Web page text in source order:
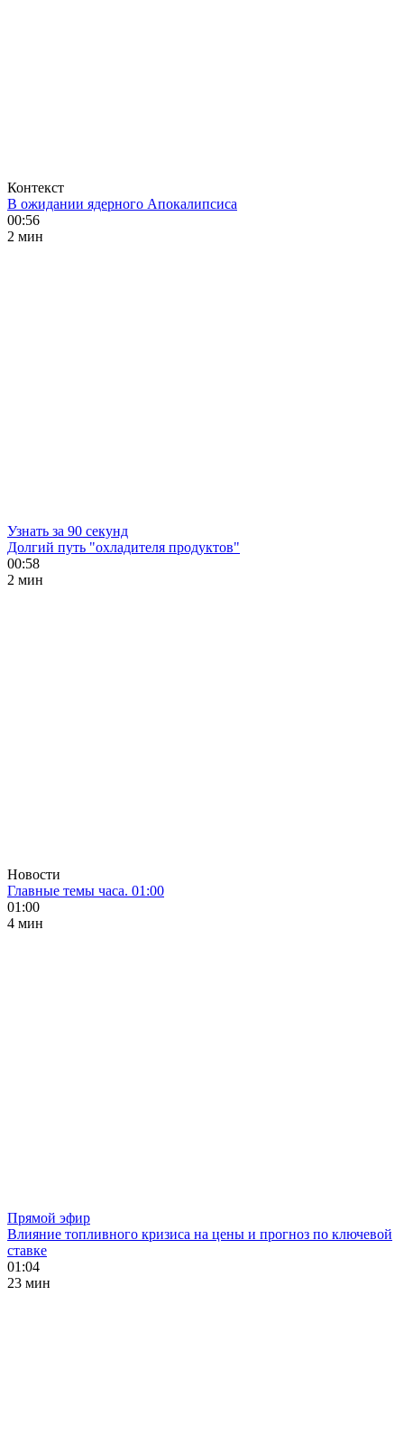
Контекст
В ожидании ядерного Апокалипсиса
00:56
2 мин
Узнать за 90 секунд
Долгий путь "охладителя продуктов"
00:58
2 мин
Новости
Главные темы часа. 01:00
01:00
4 мин
Прямой эфир
Влияние топливного кризиса на цены и прогноз по ключевой
ставке
01:04
23 мин